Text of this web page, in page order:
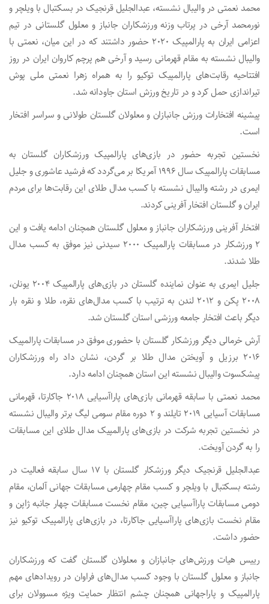
محمد نعمتی در والیبال نشسته، عبدالجلیل قرنجیک در بسکتبال با ویلچر و
نورمحمد آرخی در پرتاب وزنه ورزشکاران جانباز و معلول گلستانی در تیم
اعزامی ایران به پارالمپیک ۲۰۲۰ حضور داشتند که در این میان، نعمتی با
والیبال نشسته به مقام قهرمانی رسید و آرخی هم پرچم کاروان ایران در روز
افتتاحیه رقابت‌های پارالمپیک توکیو را به همراه زهرا نعمتی ملی پوش
تیراندازی حمل کرد و در تاریخ ورزش استان جاودانه شد.
پیشینه افتخارات ورزش جانبازان و معلولان گلستان طولانی و سراسر افتخار
است.
نخستین تجربه حضور در بازی‌های پارالمپیک ورزشکاران گلستان به
مسابقات پارالمپیک سال ۱۹۹۶ آمریکا بر می‌گردد که فرشید عاشوری و جلیل
ایمری در رشته والیبال نشسته با کسب مدال طلای این رقابت‌ها برای مردم
ایران و گلستان افتخار آفرینی کردند.
افتخار آفرینی ورزشکاران جانباز و معلول گلستان همچنان ادامه یافت و این
۲ ورزشکار در مسابقات پارالمپیک ۲۰۰۰ سیدنی نیز موفق به کسب مدال
طلا شدند.
جلیل ایمری به عنوان نماینده گلستان در بازی‌های پارالمپیک ۲۰۰۴ یونان،
۲۰۰۸ پکن و ۲۰۱۲ لندن به ترتیب با کسب مدال‌های نقره، طلا و نقره بار
دیگر باعث افتخار جامعه ورزشی استان گلستان شد.
آرش خرمالی دیگر ورزشکار گلستان با حضوری موفق در مسابقات پارالمپیک
۲۰۱۶ برزیل و آویختن مدال طلا بر گردن، نشان داد راه ورزشکاران
پیشکسوت والیبال نشسته این استان همچنان ادامه دارد.
محمد نعمتی با سابقه قهرمانی بازی‌های پاراآسیایی ۲۰۱۸ جاکارتا، قهرمانی
مسابقات آسیایی ۲۰۱۹ تایلند و ۲ دوره مقام سومی لیگ برتر والیبال نشسته
در نخستین‌ تجربه شرکت در بازی‌های پارالمپیک مدال طلای این مسابقات
را به گردن آویخت.
عبدالجلیل قرنجیک دیگر ورزشکار گلستان با ۱۷ سال سابقه فعالیت در
رشته بسکتبال با ویلچر و کسب مقام‌ چهارمی مسابقات جهانی آلمان، مقام
دومی مسابقات پاراآسیایی چین، مقام نخست مسابقات چهار جانبه ژاپن و
مقام نخست بازی‌های پاراآسیایی جاکارتا، در بازی‌های پارالمپیک توکیو نیز
حضور داشت.
رییس هیات ورزش‌های جانبازان و معلولان گلستان گفت که ورزشکاران
جانباز و معلول گلستان با وجود کسب مدال‌های فراوان در رویدادهای مهم
پارالمپیک و پاراجهانی همچنان چشم انتظار حمایت ویژه مسوولان برای